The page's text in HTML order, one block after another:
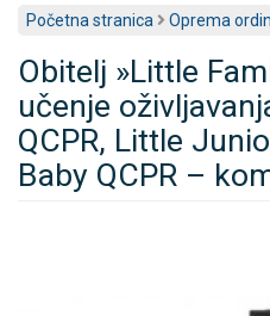
Početna stranica Oprema
Obitelj »Little
učenje
QCPR, Little
Baby QCPR –